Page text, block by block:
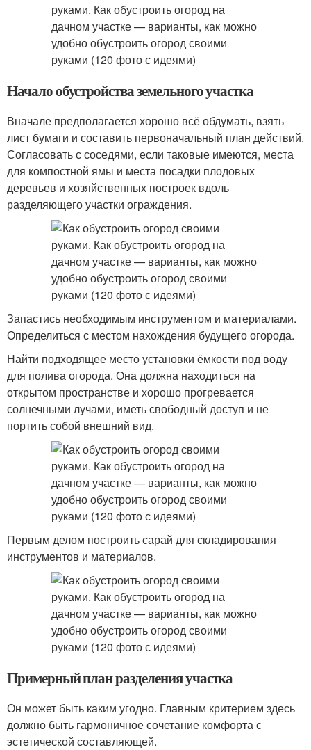
Начало обустройства земельного участка
Вначале предполагается хорошо всё обдумать, взять
лист бумаги и составить первоначальный план действий.
Согласовать с соседями, если таковые имеются, места
для компостной ямы и места посадки плодовых
деревьев и хозяйственных построек вдоль
разделяющего участки ограждения.
Запастись необходимым инструментом и материалами.
Определиться с местом нахождения будущего огорода.
Найти подходящее место установки ёмкости под воду
для полива огорода. Она должна находиться на
открытом пространстве и хорошо прогревается
солнечными лучами, иметь свободный доступ и не
портить собой внешний вид.
Первым делом построить сарай для складирования
инструментов и материалов.
Примерный план разделения участка
Он может быть каким угодно. Главным критерием здесь
должно быть гармоничное сочетание комфорта с
эстетической составляющей.